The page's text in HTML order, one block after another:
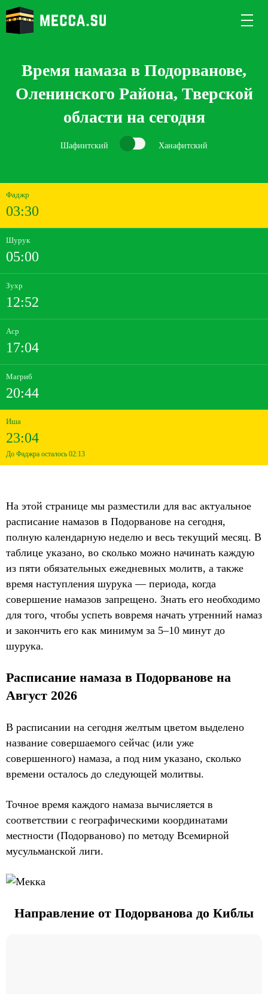
Время намаза в Подорванове,
Оленинского Района, Тверской
области на сегодня
Шафиитский Ханафитский
Фаджр
03:30
Шурук
05:00
Зухр
12:52
Аср
17:04
Магриб
20:44
Иша
23:04
До Фаджра осталось 02:13
На этой странице мы разместили для вас актуальное
расписание намазов в Подорванове на сегодня,
полную календарную неделю и весь текущий месяц. В
таблице указано, во сколько можно начинать каждую
из пяти обязательных ежедневных молитв, а также
время наступления шурука — периода, когда
совершение намазов запрещено. Знать его необходимо
для того, чтобы успеть вовремя начать утренний намаз
и закончить его как минимум за 5–10 минут до
шурука.
Расписание намаза в Подорванове на
Август 2026
В расписании на сегодня желтым цветом выделено
название совершаемого сейчас (или уже
совершенного) намаза, а под ним указано, сколько
времени осталось до следующей молитвы.
Точное время каждого намаза вычисляется в
соответствии с географическими координатами
местности (Подорваново) по методу Всемирной
мусульманской лиги.
Направление от Подорванова до Киблы